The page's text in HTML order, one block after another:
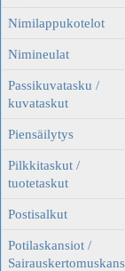
Nimilappukotelot
Nimineulat
Passikuvatasku /
kuvataskut
Piensäilytys
Pilkkitaskut /
tuotetaskut
Postisalkut
Potilaskansiot /